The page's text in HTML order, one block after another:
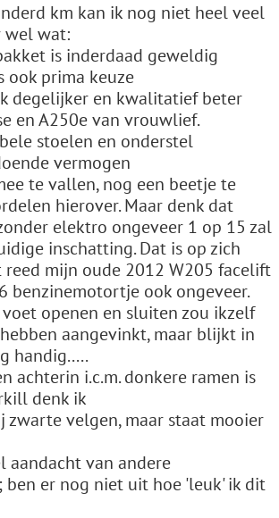
km kan ik nog niet heel veel
wel wat:
is inderdaad geweldig
ook prima keuze
degelijker en kwalitatief beter
en A250e van vrouwlief.
stoelen en onderstel
vermogen
te vallen, nog een beetje te
hierover. Maar denk dat
elektro ongeveer 1 op 15 zal
inschatting. Dat is op zich
mijn oude 2012 W205 facelift
benzinemotortje ook ongeveer.
openen en sluiten zou ikzelf
aangevinkt, maar blijkt in
handig.....
achterin i.c.m. donkere ramen is
denk ik
zwarte velgen, maar staat mooier
aandacht van andere
ben er nog niet uit hoe 'leuk' ik dit